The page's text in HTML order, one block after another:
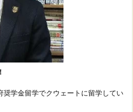
学金留学でクウェートに留学してい